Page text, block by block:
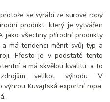
se vyrábí ze surové ropy
produkt, který je vytvářen
jako všechny přírodní produkty
má tendenci měnit svůj typ a
Přesto je v podstatě tento
a má skvělou kvalitu, a to
velikou výhodu. V
Kuvajtská exportní ropa,